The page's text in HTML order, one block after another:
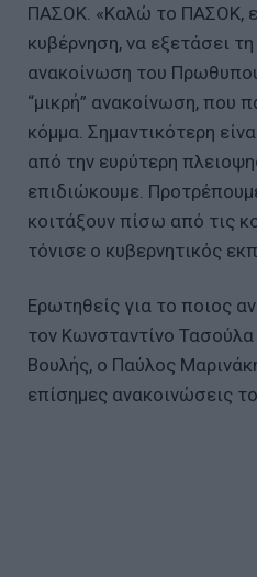
ΠΑΣΟΚ. «Καλώ το ΠΑΣΟΚ,
κυβέρνηση, να εξετάσει
ανακοίνωση του
“μικρή” ανακοίνωση, που
κόμμα. Σημαντικότερη
από την ευρύτερη
επιδιώκουμε.
κοιτάξουν πίσω από τις
τόνισε ο κυβερνητικός
Ερωτηθείς για το ποιος
τον Κωνσταντίνο
Βουλής, ο Παύλος
επίσημες ανακοινώσεις